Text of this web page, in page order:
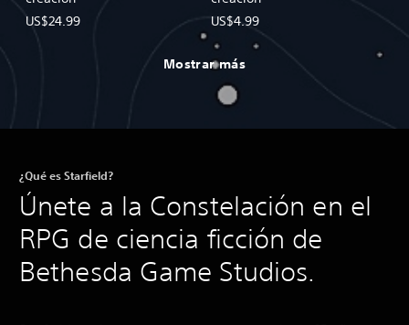
US$24.99
US$4.99
Mostrar más
¿Qué es Starfield?
Únete a la Constelación en el
RPG de ciencia ficción de
Bethesda Game Studios.